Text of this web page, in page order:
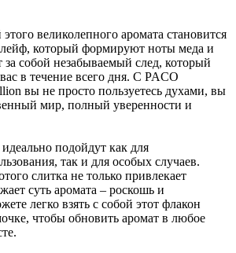
великолепного аромата становится
который формируют ноты меда и
собой незабываемый след, который
в течение всего дня. С PACO
вы не просто пользуетесь духами, вы
мир, полный уверенности и
подойдут как для
так и для особых случаев.
слитка не только привлекает
суть аромата – роскошь и
легко взять с собой этот флакон
чтобы обновить аромат в любое